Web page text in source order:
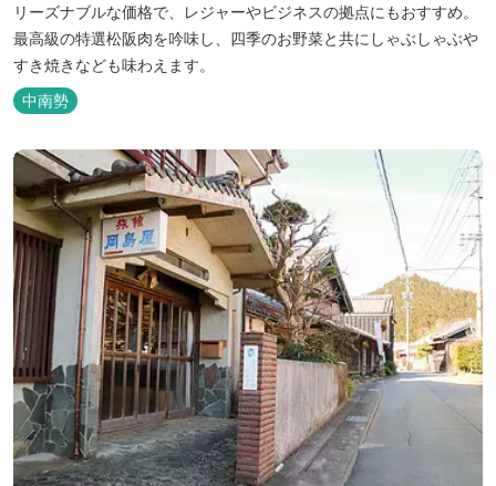
リーズナブルな価格で、レジャーやビジネスの拠点にもおすすめ。
最高級の特選松阪肉を吟味し、四季のお野菜と共にしゃぶしゃぶや
すき焼きなども味わえます。
中南勢